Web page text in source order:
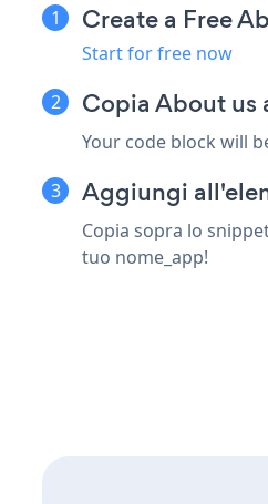
Create a Free
Start for free now
Copia About
Your code block will
Aggiungi
Copia sopra lo
tuo nome_app!